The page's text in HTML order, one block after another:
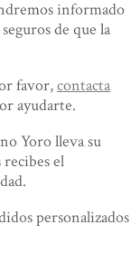
informado
de que la
favor,contacta
ayudarte.
Yoro lleva su
el
personalizados